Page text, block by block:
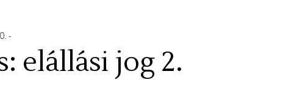
elállási jog 2.